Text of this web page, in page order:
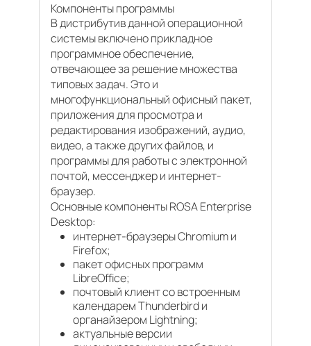
Компоненты программы
В дистрибутив данной операционной
системы включено прикладное
программное обеспечение,
отвечающее за решение множества
типовых задач. Это и
многофункциональный офисный пакет,
приложения для просмотра и
редактирования изображений, аудио,
видео, а также других файлов, и
программы для работы с электронной
почтой, мессенджер и интернет-
браузер.
Основные компоненты ROSA Enterprise
Desktop:
интернет-браузеры Chromium и
Firefox;
пакет офисных программ
LibreOffice;
почтовый клиент со встроенным
календарем Thunderbird и
органайзером Lightning;
актуальные версии